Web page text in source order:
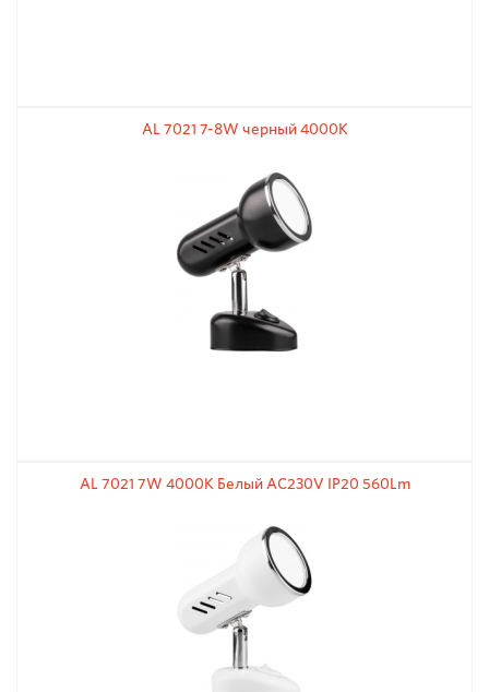
AL 7021 7-8W черный 4000K
AL 7021 7W 4000K Белый AC230V IP20 560Lm